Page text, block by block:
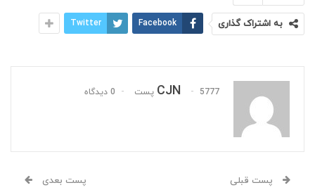
به اشتراک گذاری Facebook
Twitter
CJN 5777 پست 0 دیدگاه
پست قبلی پست بعدی